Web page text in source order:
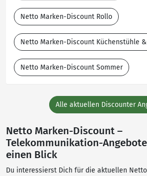
Netto Marken-Discount Rollo
Netto Marken-Discount Küchenstühle
Netto Marken-Discount Sommer
Alle aktuellen Discounter
Netto Marken-Discount –
Telekommunikation-
einen Blick
Du interessierst Dich für die aktuellen